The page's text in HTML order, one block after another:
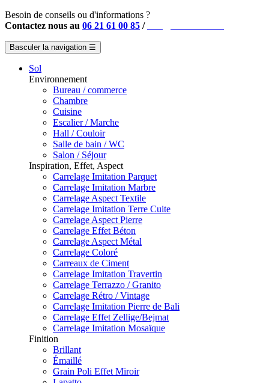
Besoin de conseils ou d'informations ?
Contactez nous au 06 21 61 00 85 /
Basculer la navigation ☰
Sol
Environnement
Bureau / commerce
Chambre
Cuisine
Escalier / Marche
Hall / Couloir
Salle de bain / WC
Salon / Séjour
Inspiration, Effet, Aspect
Carrelage Imitation Parquet
Carrelage Imitation Marbre
Carrelage Aspect Textile
Carrelage Imitation Terre Cuite
Carrelage Aspect Pierre
Carrelage Effet Béton
Carrelage Aspect Métal
Carrelage Coloré
Carreaux de Ciment
Carrelage Imitation Travertin
Carrelage Terrazzo / Granito
Carrelage Rétro / Vintage
Carrelage Imitation Pierre de Bali
Carrelage Effet Zellige/Bejmat
Carrelage Imitation Mosaïque
Finition
Brillant
Émaillé
Grain Poli Effet Miroir